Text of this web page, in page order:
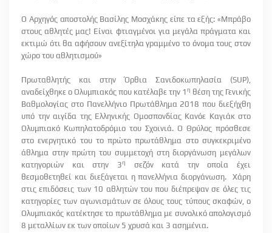
Ο Αρχηγός αποστολής Βασίλης Μοσχάκης είπε τα εξής: «Μπράβο
στους αθλητές μας! Είναι φτιαγμένοι για μεγάλα πράγματα και
εκτιμώ ότι θα αφήσουν ανεξίτηλα γραμμένο το όνομα τους στον
χώρο του αθλητισμού»
Πρωταθλητής και στην Όρθια Σανιδοκωπηλασία (SUP),
αναδείχθηκε ο Ολυμπιακός που κατέλαβε την 1η θέση της Γενικής
Βαθμολογίας στο Πανελλήνιο Πρωτάθλημα 2018 που διεξήχθη
υπό την αιγίδα της Ελληνικής Ομοσπονδίας Κανόε Καγιάκ στο
Ολυμπιακό Κωπηλατοδρόμιο του Σχοινιά. Ο Θρύλος πρόσθεσε
στο ενεργητικό του το πρώτο πρωτάθλημα στο συγκεκριμένο
άθλημα στην πρώτη του συμμετοχή στη διοργάνωση μεγάλων
κατηγοριών και στην 3η
σεζόν κατά την οποία έχει
θεσμοθετηθεί και διεξάγεται η πανελλήνια διοργάνωση. Χάρη
στις επιδόσεις των 10 αθλητών του που διέπρεψαν σε όλες τις
κατηγορίες των αγωνισμάτων σε όλους τους τύπους σκαφών, ο
Ολυμπιακός κατέκτησε το πρωτάθλημα με συνολικό απολογισμό
8 μεταλλίων εκ των οποίων 5 χρυσά και 3 ασημένια.